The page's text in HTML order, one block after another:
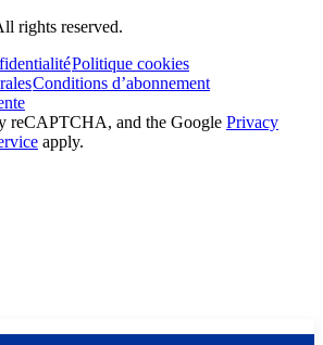
rights reserved.
Politique cookies
Conditions d’abonnement
reCAPTCHA, and the Google Privacy
apply.